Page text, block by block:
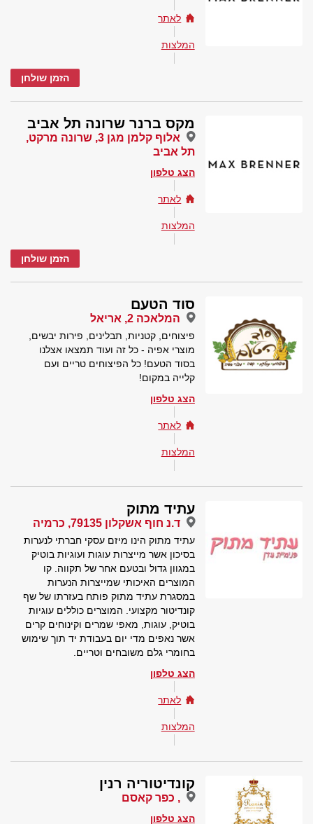
לאתר
המלצות
הזמן שולחן
מקס ברנר שרונה תל אביב
אלוף קלמן מגן 3, שרונה מרקט,
תל אביב
הצג טלפון
לאתר
המלצות
הזמן שולחן
סוד הטעם
המלאכה 2, אריאל
פיצוחים, קטניות, תבלינים, פירות יבשים,
מוצרי אפיה - כל זה ועוד תמצאו אצלנו
בסוד הטעם! כל הפיצוחים טריים ועם
קלייה במקום!
הצג טלפון
לאתר
המלצות
עתיד מתוק
ד.נ חוף אשקלון 79135, כרמיה
עתיד מתוק הינו מיזם עסקי חברתי לנערות
בסיכון אשר מייצרות עוגות ועוגיות בוטיק
במגוון גדול ובטעם אחר של תקווה. קו
המוצרים האיכותי שמייצרות הנערות
במסגרת עתיד מתוק פותח בעזרתו של שף
קונדיטור מקצועי. המוצרים כוללים עוגיות
בוטיק, עוגות, מאפי שמרים וקינוחים קרים
אשר נאפים מדי יום בעבודת יד תוך שימוש
בחומרי גלם משובחים וטריים.
הצג טלפון
לאתר
המלצות
קונדיטוריה רנין
, כפר קאסם
הצג טלפון